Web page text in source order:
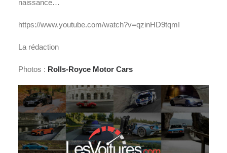
naissance…
https://www.youtube.com/watch?v=qzinHD9tqmI
La rédaction
Photos : Rolls-Royce Motor Cars